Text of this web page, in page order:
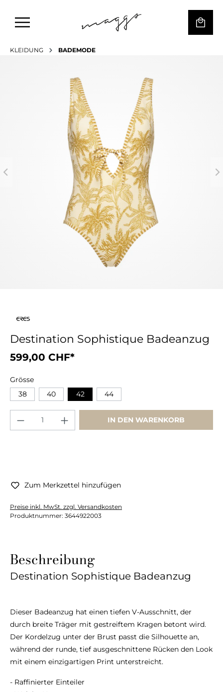
KLEIDUNG BADEMODE
Destination Sophistique Badeanzug
599,00 CHF*
Grösse
38
40 42 44
IN DEN WARENKORB
Zum Merkzettel hinzufügen
Preise inkl. MwSt. zzgl. Versandkosten
Produktnummer: 3644922003
Beschreibung
Destination Sophistique Badeanzug
Dieser Badeanzug hat einen tiefen V-Ausschnitt, der
durch breite Träger mit gestreiftem Kragen betont wird.
Der Kordelzug unter der Brust passt die Silhouette an,
während der runde, tief ausgeschnittene Rücken den Look
mit einem einzigartigen Print unterstreicht.
- Raffinierter Einteiler